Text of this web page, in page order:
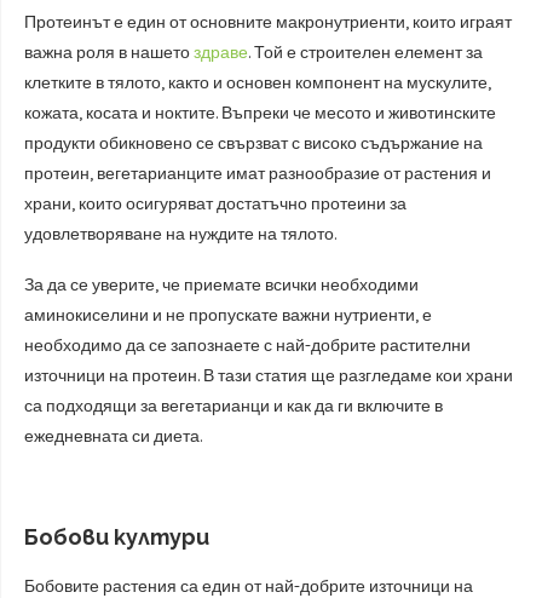
Протеинът е един от основните макронутриенти, които играят
важна роля в нашетоздраве. Той е строителен елемент за
клетките в тялото, както и основен компонент на мускулите,
кожата, косата и ноктите. Въпреки че месото и животинските
продукти обикновено се свързват с високо съдържание на
протеин, вегетарианците имат разнообразие от растения и
храни, които осигуряват достатъчно протеини за
удовлетворяване на нуждите на тялото.
За да се уверите, че приемате всички необходими
аминокиселини и не пропускате важни нутриенти, е
необходимо да се запознаете с най-добрите растителни
източници на протеин. В тази статия ще разгледаме кои храни
са подходящи за вегетарианци и как да ги включите в
ежедневната си диета.
Бобови култури
Бобовите растения са един от най-добрите източници на